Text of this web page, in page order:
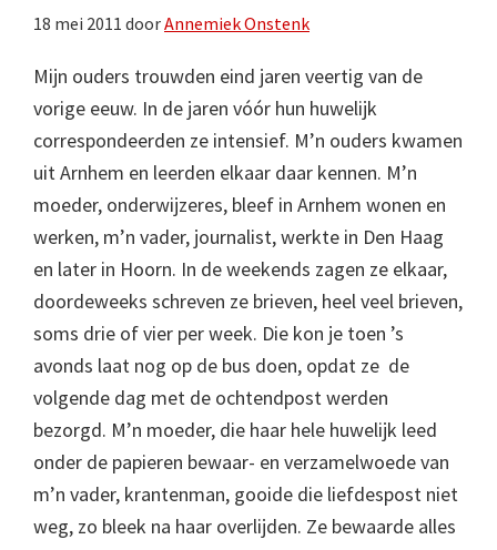
18 mei 2011 doorAnnemiek Onstenk
Mijn ouders trouwden eind jaren veertig van de
vorige eeuw. In de jaren vóór hun huwelijk
correspondeerden ze intensief. M’n ouders kwamen
uit Arnhem en leerden elkaar daar kennen. M’n
moeder, onderwijzeres, bleef in Arnhem wonen en
werken, m’n vader, journalist, werkte in Den Haag
en later in Hoorn. In de weekends zagen ze elkaar,
doordeweeks schreven ze brieven, heel veel brieven,
soms drie of vier per week. Die kon je toen ’s
avonds laat nog op de bus doen, opdat ze de
volgende dag met de ochtendpost werden
bezorgd. M’n moeder, die haar hele huwelijk leed
onder de papieren bewaar- en verzamelwoede van
m’n vader, krantenman, gooide die liefdespost niet
weg, zo bleek na haar overlijden. Ze bewaarde alles